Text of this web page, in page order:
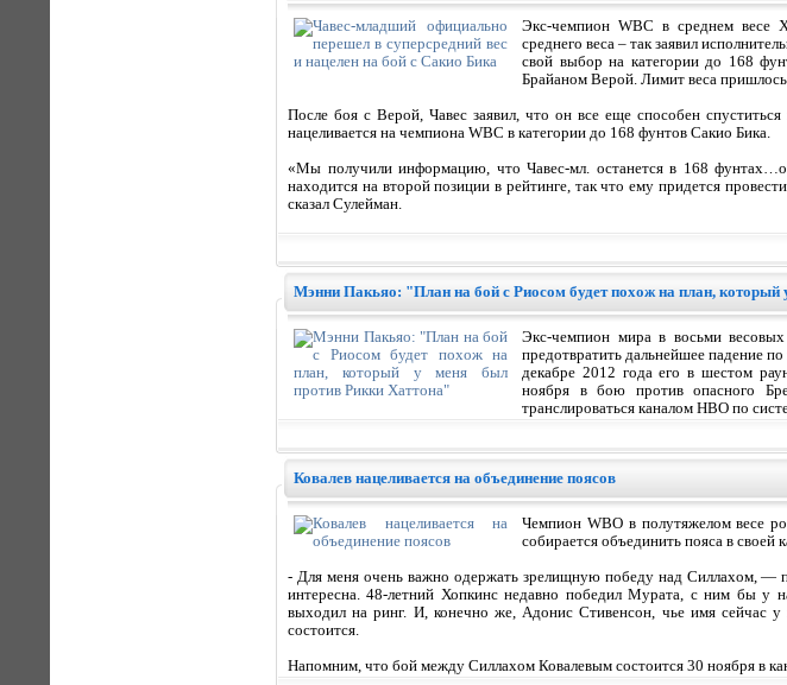
Экс-чемпион WBC в среднем весе
среднего веса – так заявил
свой выбор на категории до 168
Брайаном Верой. Лимит веса пришлось
После боя с Верой, Чавес заявил, что он все еще способен
нацеливается на чемпиона WBC в категории до 168 фунтов Сакио Бика.
«Мы получили информацию, что Чавес-мл. останется в 168
находится на второй позиции в рейтинге, так что ему придется
сказал Сулейман.
Мэнни Пакьяо: "План на бой с Риосом будет похож на план, который
Экс-чемпион мира в восьми
предотвратить дальнейшее падение
декабре 2012 года его в шестом
ноября в бою против опасного
транслироваться каналом НВО по
Ковалев нацеливается на объединение поясов
Чемпион WBO в полутяжелом весе
собирается объединить пояса в своей
- Для меня очень важно одержать зрелищную победу над Силлахом, —
интересна. 48-летний Хопкинс недавно победил Мурата, с ним бы у
выходил на ринг. И, конечно же, Адонис Стивенсон, чье имя сейчас
состоится.
Напомним, что бой между Силлахом Ковалевым состоится 30 ноября в